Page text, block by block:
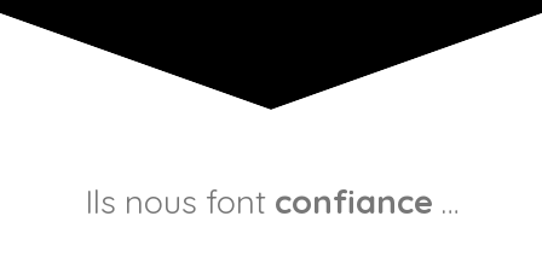
Ils nous font confiance …